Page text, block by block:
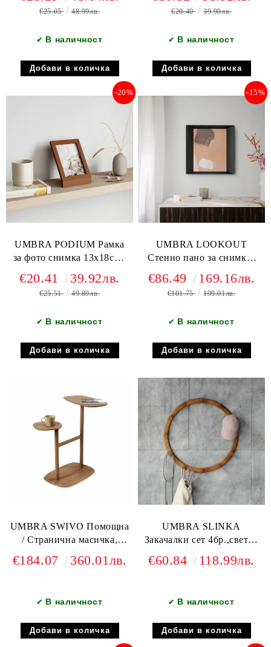
€25.05 48.99лв.
✔ В наличност
€20.40 39.90лв.
✔ В наличност
UMBRA PODIUM Рамка
за фото снимка 13х18см.,
-20%
€20.41 39.92лв.
€25.51 49.89лв.
✔ В наличност
UMBRA LOOKOUT
Стенно пано за снимки,
-15%
€86.49 169.16лв.
€101.75 199.01лв.
✔ В наличност
UMBRA SWIVO Помощна
/ Странична масичка,
€184.07 360.01лв.
✔ В наличност
UMBRA SLINKA
Закачалки сет 4бр.,светъл
€60.84 118.99лв.
✔ В наличност